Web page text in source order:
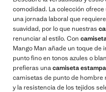
comodidad. La colección
una jornada laboral que
suavidad, por lo que nuestras
renunciar al estilo. Con
Mango Man añade un toque de
punto fino en tonos azules o
prefieras unacamiseta
camisetas de punto de hombre
y la resistencia de los tejidos